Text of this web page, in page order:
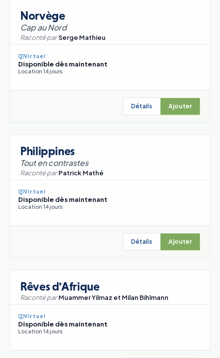
Norvège
Cap au Nord
Raconté par Serge Mathieu
Virtuel
Disponible dès maintenant
Location 14 jours
Détails Ajouter
Philippines
Tout en contrastes
Raconté par Patrick Mathé
Virtuel
Disponible dès maintenant
Location 14 jours
Détails Ajouter
Rêves d'Afrique
Raconté par Muammer Yilmaz et Milan Bihlmann
Virtuel
Disponible dès maintenant
Location 14 jours